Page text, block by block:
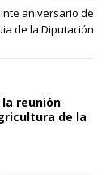
aniversario de
de la Diputación
reunión
de la